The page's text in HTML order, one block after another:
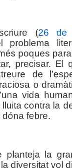
(26 de
problema
poques
precisar. El
de
o
vida
lluita contra la
dóna febre.
planteja la
diversitat vol